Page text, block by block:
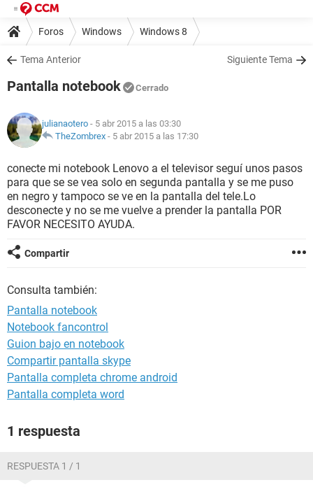
Foros Windows Windows 8
Tema Anterior Siguiente Tema
Pantalla notebook Cerrado
julianaotero - 5 abr 2015 a las 03:30
TheZombrex - 5 abr 2015 a las 17:30
conecte mi notebook Lenovo a el televisor seguí unos pasos
para que se se vea solo en segunda pantalla y se me puso
en negro y tampoco se ve en la pantalla del tele.Lo
desconecte y no se me vuelve a prender la pantalla POR
FAVOR NECESITO AYUDA.
Compartir
Consulta también:
Pantalla notebook
Notebook fancontrol
Guion bajo en notebook
Compartir pantalla skype
Pantalla completa chrome android
Pantalla completa word
1 respuesta
RESPUESTA 1 / 1